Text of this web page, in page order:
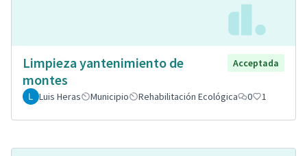
Limpieza yantenimiento de
montes
Acceptada
Luis Heras Municipio Rehabilitación Ecológica 0 1